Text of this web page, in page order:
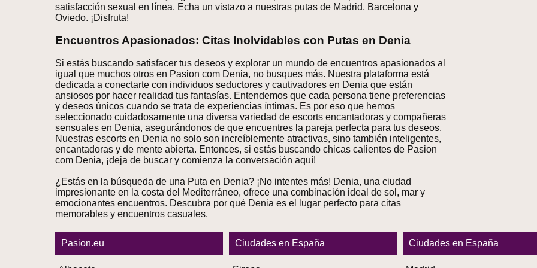
satisfacción sexual en línea. Echa un vistazo a nuestras putas de Madrid, Barcelona y
Oviedo. ¡Disfruta!
Encuentros Apasionados: Citas Inolvidables con Putas en Denia
Si estás buscando satisfacer tus deseos y explorar un mundo de encuentros apasionados al
igual que muchos otros en Pasion com Denia, no busques más. Nuestra plataforma está
dedicada a conectarte con individuos seductores y cautivadores en Denia que están
ansiosos por hacer realidad tus fantasías. Entendemos que cada persona tiene preferencias
y deseos únicos cuando se trata de experiencias íntimas. Es por eso que hemos
seleccionado cuidadosamente una diversa variedad de escorts encantadoras y compañeras
sensuales en Denia, asegurándonos de que encuentres la pareja perfecta para tus deseos.
Nuestras escorts en Denia no solo son increíblemente atractivas, sino también inteligentes,
encantadoras y de mente abierta. Entonces, si estás buscando chicas calientes de Pasion
com Denia, ¡deja de buscar y comienza la conversación aquí!
¿Estás en la búsqueda de una Puta en Denia? ¡No intentes más! Denia, una ciudad
impresionante en la costa del Mediterráneo, ofrece una combinación ideal de sol, mar y
emocionantes encuentros. Descubra por qué Denia es el lugar perfecto para citas
memorables y encuentros casuales.
Pasion.eu Ciudades en España Ciudades en España